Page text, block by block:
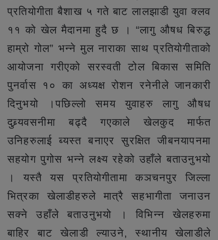
प्रतियोगीता बैशाख ५ गते बाट लालझाडी युवा क्लव
११ को खेल मैदानमा हुदै छ । “लागु औषध बिरुद्ध
हाम्रो गोल” भन्ने मुल नाराका साथ प्रतियोगीताको
आयोजना गरीएको सरस्वती टोल बिकास समिति
पुनर्वास १० का अध्यक्ष रोशन रनेनीले जानकारी
दिनुभयो ।पछिल्लो समय युवाहरु लागु औषध
दुब्र्यवसनीमा बढ्दै गएकाले खेलकुद मार्फत
उनिहरुलाई ब्यस्त बनाएर सुरक्षित जीबनयापनमा
सहयोग पुगोस भन्ने लक्ष्य रहेको उहाँले बताउनुभयो
। यस्तै यस प्रतियोगीतामा कञचनपुर जिल्ला
भित्रका खेलाडीहरुले मात्रै सहभागीता जनाउन
सक्ने उहाँले बताउनुभयो । विभिन्न खेलहरुमा
बाहिर बाट खेलाडी ल्याउने, स्थानीय खेलाडीले